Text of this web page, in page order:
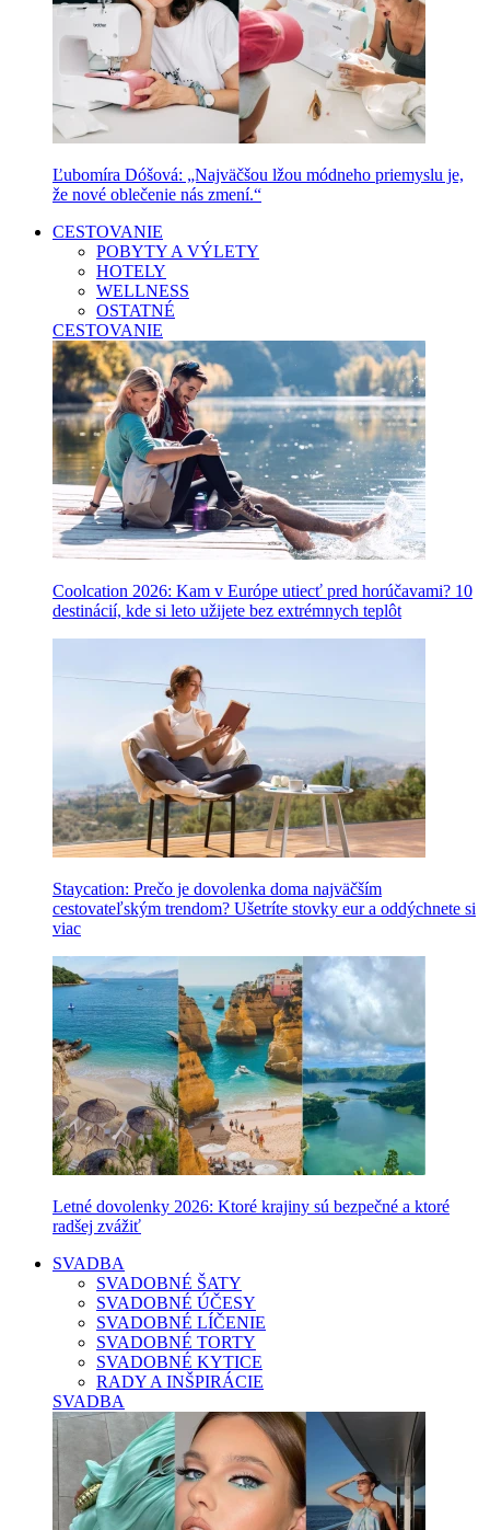
Ľubomíra Dóšová: „Najväčšou lžou módneho priemyslu je,
že nové oblečenie nás zmení.“
CESTOVANIE
POBYTY A VÝLETY
HOTELY
WELLNESS
OSTATNÉ
CESTOVANIE
Coolcation 2026: Kam v Európe utiecť pred horúčavami? 10
destinácií, kde si leto užijete bez extrémnych teplôt
Staycation: Prečo je dovolenka doma najväčším
cestovateľským trendom? Ušetríte stovky eur a oddýchnete si
viac
Letné dovolenky 2026: Ktoré krajiny sú bezpečné a ktoré
radšej zvážiť
SVADBA
SVADOBNÉ ŠATY
SVADOBNÉ ÚČESY
SVADOBNÉ LÍČENIE
SVADOBNÉ TORTY
SVADOBNÉ KYTICE
RADY A INŠPIRÁCIE
SVADBA